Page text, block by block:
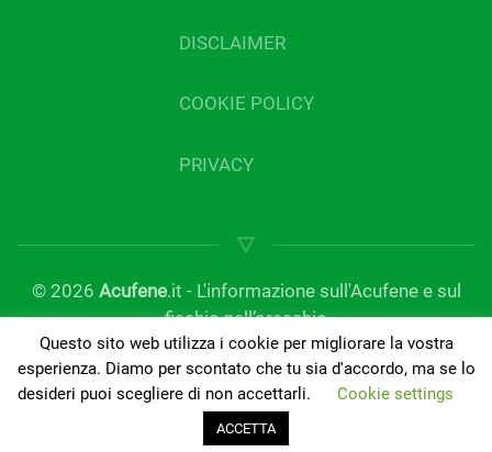
DISCLAIMER
COOKIE POLICY
PRIVACY
© 2026 Acufene.it - L'informazione sull'Acufene e sul
fischio nell’orecchio
gestito da Tinnitus Clinic | Del Bo Tecnologia per
l’ascolto | P.IVA 01189420050
Questo sito web utilizza i cookie per migliorare la vostra
esperienza. Diamo per scontato che tu sia d'accordo, ma se lo
desideri puoi scegliere di non accettarli.
Cookie settings
ACCETTA